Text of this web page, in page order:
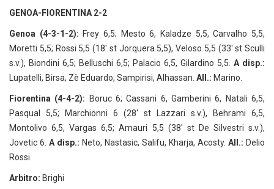
GENOA-FIORENTINA 2-2
Genoa (4-3-1-2): Frey 6,5; Mesto 6, Kaladze 5,5, Carvalho 5,5,
Moretti 5,5; Rossi 5,5 (18′ st Jorquera 5,5), Veloso 5,5 (33′ st Sculli
s.v.), Biondini 6,5; Belluschi 6,5; Palacio 6,5, Gilardino 5,5. A disp.:
Lupatelli, Birsa, Zè Eduardo, Sampirisi, Alhassan. All.: Marino.
Fiorentina (4-4-2): Boruc 6; Cassani 6, Gamberini 6, Natali 6,5,
Pasqual 5,5; Marchionni 6 (28′ st Lazzari s.v.), Behrami 6,5,
Montolivo 6,5, Vargas 6,5; Amauri 5,5 (38′ st De Silvestri s.v.),
Jovetic 6. A disp.: Neto, Nastasic, Salifu, Kharja, Acosty. All.: Delio
Rossi.
Arbitro: Brighi